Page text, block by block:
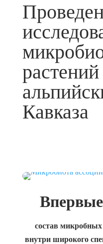
Кавказа
состав
внутри широкого